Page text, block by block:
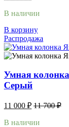
В наличии
В корзину
Распродажа
Умная
Серый
11 000 ₽ 11 700₽
В наличии